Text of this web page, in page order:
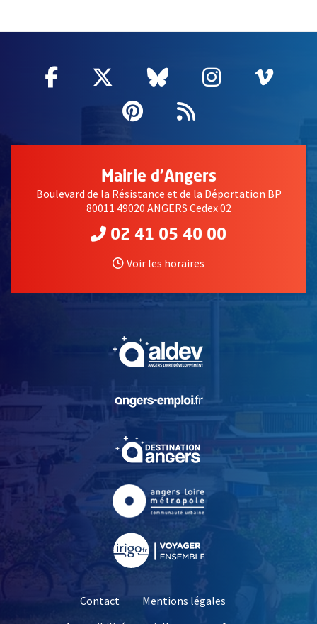
Facebook
, Ouvre une nouvelle fenêtre
Twitter
, Ouvre une nouvelle
Bluesky
, Ouvre une
Instagram
, Ouvre
,
Pinterest
, Ouvre une
Flux RSS
Mairie d'Angers
Boulevard de la Résistance et de la Déportation BP
80011 49020 ANGERS Cedex 02
02 41 05 40 00
Voir les horaires
, Ouvre une nouvelle
, Ouvre une nouvelle
Contact
Mentions légales